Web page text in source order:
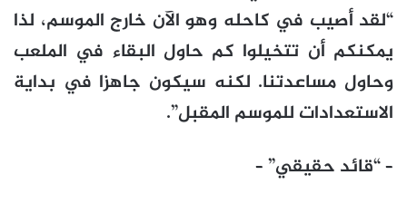
“لقد أصيب في كاحله وهو الآن خارج الموسم، لذا
يمكنكم أن تتخيلوا كم حاول البقاء في الملعب
وحاول مساعدتنا. لكنه سيكون جاهزا في بداية
الاستعدادات للموسم المقبل”.
– “قائد حقيقي” –